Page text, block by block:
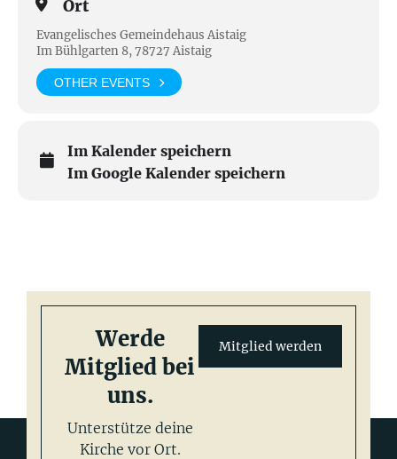
Ort
Evangelisches Gemeindehaus Aistaig
Im Bühlgarten 8, 78727 Aistaig
OTHER EVENTS
Im Kalender speichern
Im Google Kalender speichern
Werde
Mitglied bei
uns.
Unterstütze deine
Kirche vor Ort.
Mitglied werden